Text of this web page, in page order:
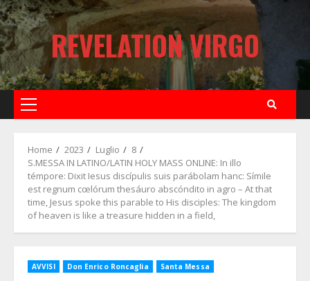
Skip
to
content
REVELATION VIRGO
Primary
Home 2023 Luglio
8
S.MESSA IN LATINO/LATIN HOLY MASS ONLINE: In illo
témpore: Dixit Iesus discípulis suis parábolam hanc: Símile
est regnum cœlórum thesáuro abscóndito in agro – At that
time, Jesus spoke this parable to His disciples: The kingdom
of heaven is like a treasure hidden in a field,
AVVISI Don Enrico Roncaglia Santa Messa